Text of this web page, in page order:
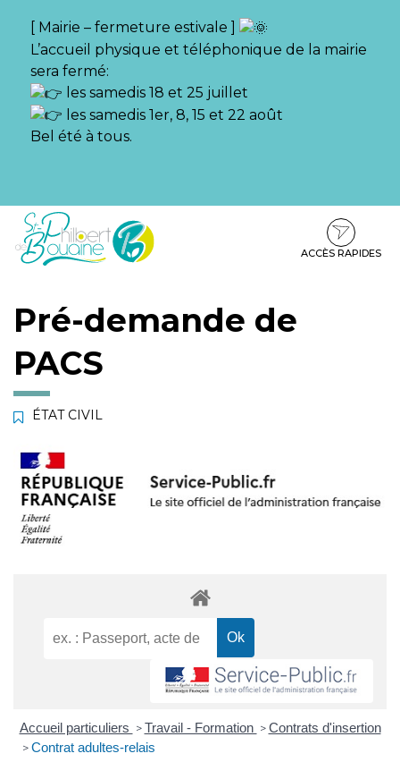
[ Mairie – fermeture estivale ]
L’accueil physique et téléphonique de la mairie
sera fermé:
les samedis 18 et 25 juillet
les samedis 1er, 8, 15 et 22 août
Bel été à tous.
Aller
Aller
contenu
Aller
pied
ACCÈS RAPIDES
Pré-demande de
PACS
ÉTAT CIVIL
Accueil particuliers > Travail - Formation > Contrats d'insertion
> Contrat adultes-relais